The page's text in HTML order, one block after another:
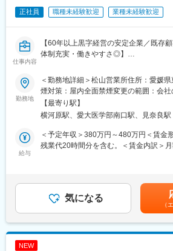
全体平均で年間約50万円の支給実績があ
高収入を目指すことも可能です。
入社後すぐに数字を任せるのではなく
に目標を持っていただきます。
■転勤は基本的にありません。(管理職
はありますが意向に沿います。)
【中途入社者アンケート】
■入社を決めた理由
（1）社会貢献できる・お客様に喜んで
（2）安定性・信頼性
■働いてみて感じた魅力
（1）人間関係が良い、先輩が親切
■会社概要
https://www.youtube.com/
■採用サイト内動画ページ
https://trim-saiyo.jp/movie/
正社員 職種未経験歓迎 業種未経験歓迎
仕事内容
【60年以上黒字経営の安定企業／既存
体制充実・働きやすさ◎】
当社は医療、工業、農業、食品、教育
様へ制御機器や産業用ロボット、電子部
です。今回募集する営業職では、主に
械制御パーツや産業機器の提案営業を
客を中心に、深い信頼関係の構築と課題
ていただきます。
用ロボットの提案、設備更新・保守（
・省エネや効率化のためのLED化など
勤務地
＜勤務地詳細＞松山営業所住所：愛媛
煙対策：屋内全面禁煙変更の範囲：会
【最寄り駅】
横河原駅、愛大医学部南口駅、見奈良駅
給与
＜予定年収＞380万円～480万円＜賃金
残業代20時間分を含む。＜賃金内訳＞
律手当を含む）＜昇給有無＞有＜残業
ル年収例：25歳380万円、30歳550万円
諸手当を含む。賞与：年2回（7月・12
残業代を含む月額給与ベースとします
金額であり、選考を通じて上下する可
気になる
（
NEW